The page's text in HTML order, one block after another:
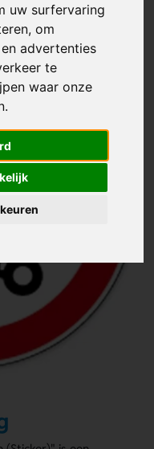
uw surfervaring
om
advertenties
te
waar onze